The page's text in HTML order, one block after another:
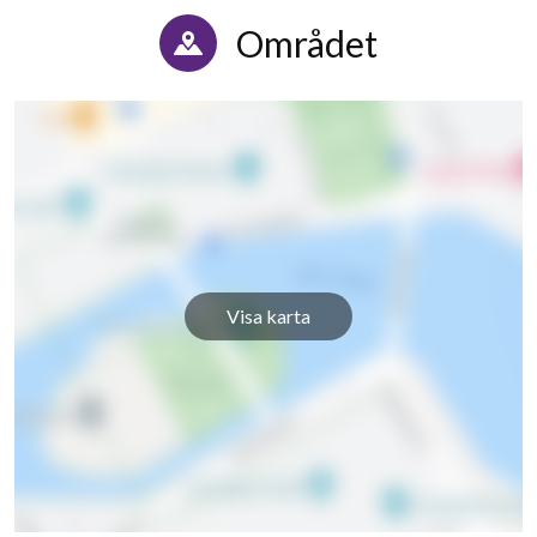
Området
Visa karta